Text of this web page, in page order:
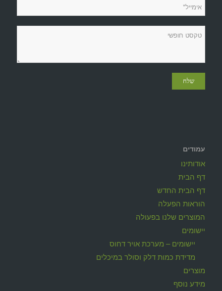
עמודים
אודותינו
דף הבית
דף הבית החדש
הוראות הפעלה
המוצרים שלנו בפעולה
יישומים
יישומים – מערכת אויר דחוס
מדידת כמות דלק וסולר במיכלים
מוצרים
מידע נוסף